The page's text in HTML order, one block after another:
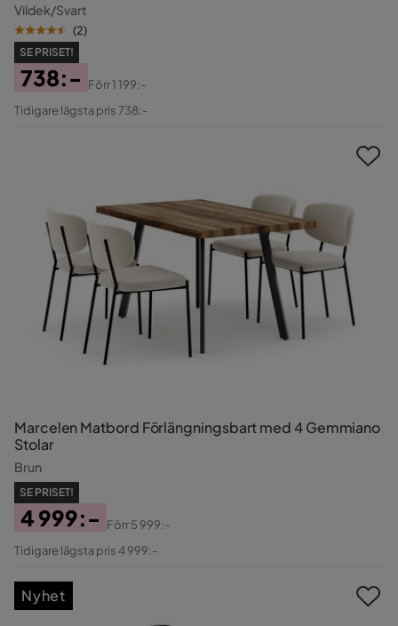
Vildek/Svart
(2)
SE PRISET!
Pris
738:-
Original
Förr1 199:-
Tidigare lägsta pris 738:-
Marcelen Matbord Förlängningsbart med 4 Gemmiano
Stolar
Brun
SE PRISET!
Pris
4 999:-
Original
Förr5 999:-
Tidigare lägsta pris 4 999:-
Nyhet